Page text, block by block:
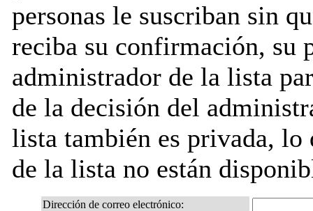
personas le suscriban sin
reciba su confirmación, su
administrador de la lista
de la decisión del
lista también es privada,
de la lista no están
Dirección de correo electrónico: